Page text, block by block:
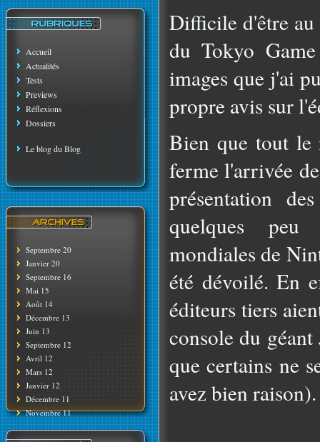
Accueil
Actualités
Tests
Previews
Réflexions
Dossiers
Le blog du Blog
Septembre 20
Janvier 20
Septembre 16
Mai 15
Août 14
Décembre 13
Juin 13
Septembre 12
Avril 12
Mars 12
Janvier 12
Décembre 11
Novembre 11
Difficile d'être au
du Tokyo
images que j'ai
propre avis sur
Bien que tout le
ferme l'arrivée
présentation
quelques peu
mondiales de
été dévoilé. En
éditeurs tiers
console du
que certains ne
avez bien raison).